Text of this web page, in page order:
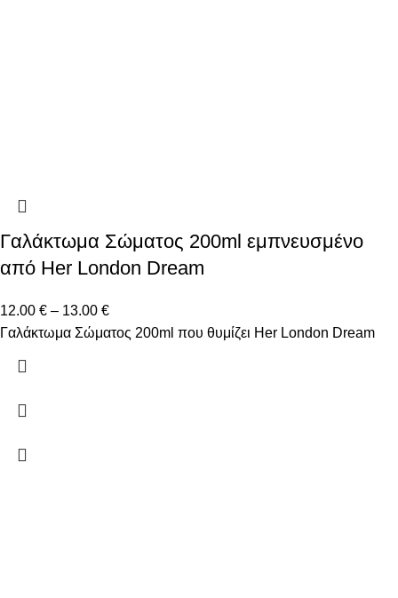
Γαλάκτωμα Σώματος 200ml εμπνευσμένο
από Her London Dream
12.00 € – 13.00 €
Γαλάκτωμα Σώματος 200ml που θυμίζει Her London Dream